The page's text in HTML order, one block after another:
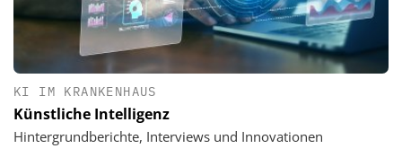
KI IM KRANKENHAUS
Künstliche Intelligenz
Hintergrundberichte, Interviews und Innovationen